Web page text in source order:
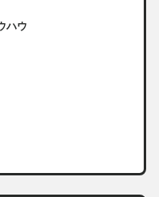
ハウ